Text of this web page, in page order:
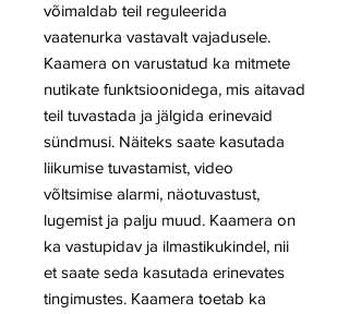
võimaldab teil reguleerida
vaatenurka vastavalt vajadusele.
Kaamera on varustatud ka mitmete
nutikate funktsioonidega, mis aitavad
teil tuvastada ja jälgida erinevaid
sündmusi. Näiteks saate kasutada
liikumise tuvastamist, video
võltsimise alarmi, näotuvastust,
lugemist ja palju muud. Kaamera on
ka vastupidav ja ilmastikukindel, nii
et saate seda kasutada erinevates
tingimustes. Kaamera toetab ka